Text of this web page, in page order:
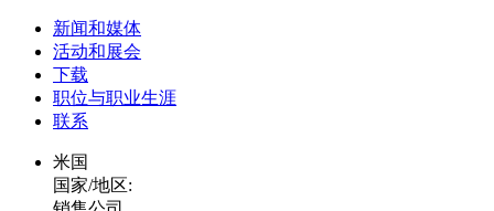
新闻和媒体
活动和展会
下载
职位与职业生涯
联系
米国
国家/地区: